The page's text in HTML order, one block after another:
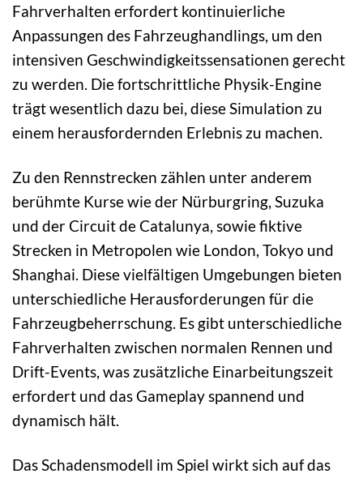
Fahrverhalten erfordert kontinuierliche
Anpassungen des Fahrzeughandlings, um den
intensiven Geschwindigkeitssensationen gerecht
zu werden. Die fortschrittliche Physik-Engine
trägt wesentlich dazu bei, diese Simulation zu
einem herausfordernden Erlebnis zu machen.
Zu den Rennstrecken zählen unter anderem
berühmte Kurse wie der Nürburgring, Suzuka
und der Circuit de Catalunya, sowie fiktive
Strecken in Metropolen wie London, Tokyo und
Shanghai. Diese vielfältigen Umgebungen bieten
unterschiedliche Herausforderungen für die
Fahrzeugbeherrschung. Es gibt unterschiedliche
Fahrverhalten zwischen normalen Rennen und
Drift-Events, was zusätzliche Einarbeitungszeit
erfordert und das Gameplay spannend und
dynamisch hält.
Das Schadensmodell im Spiel wirkt sich auf das